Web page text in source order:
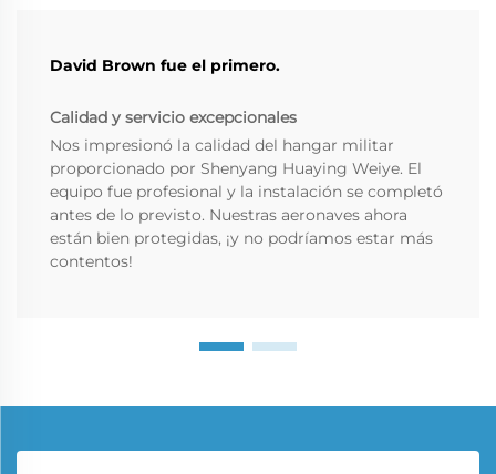
David Brown fue el primero.
Calidad y servicio excepcionales
Nos impresionó la calidad del hangar militar
proporcionado por Shenyang Huaying Weiye. El
equipo fue profesional y la instalación se completó
antes de lo previsto. Nuestras aeronaves ahora
están bien protegidas, ¡y no podríamos estar más
contentos!